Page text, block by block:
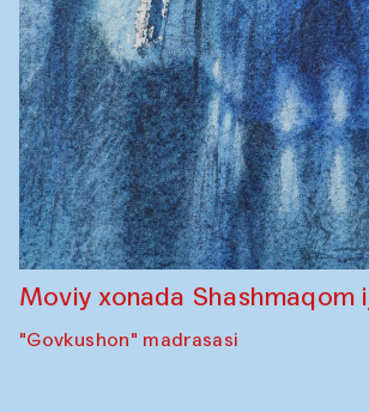
Moviy xonada Shashmaqom
"Govkushon" madrasasi